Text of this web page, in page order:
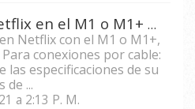
¿Cómo veo Netflix en el M1 o M1+ con mi teléfono móvil?
Netflix con el M1 o M1+,
conexiones por cable:
las especificaciones de su
de ...
a 2:13 P. M.